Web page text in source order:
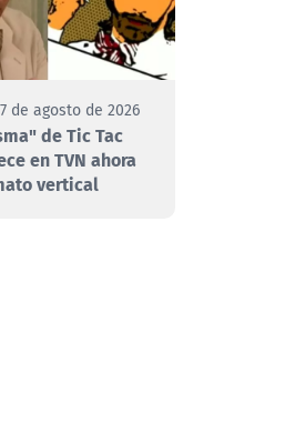
de agosto de 2026
de Tic Tac
en TVN ahora
vertical